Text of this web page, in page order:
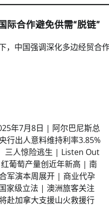
际合作避免供需“脱链”
，中国强调深化多边经贸合
年7月8日 | 阿尔巴尼斯总
行出人意料维持利率3.85%
三人惊险逃生 | Listen Out
葡萄产量创近年新高 | 南
军演本周展开 | 商业代孕
家级立法 | 澳洲旅客关注
赴加拿大支援山火救援行